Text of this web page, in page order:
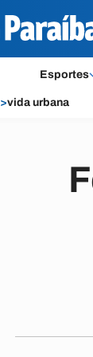
Esportes
>vida urbana